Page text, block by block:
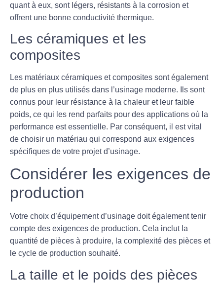
quant à eux, sont légers, résistants à la corrosion et
offrent une bonne conductivité thermique.
Les céramiques et les
composites
Les matériaux céramiques et composites sont également
de plus en plus utilisés dans l’usinage moderne. Ils sont
connus pour leur résistance à la chaleur et leur faible
poids, ce qui les rend parfaits pour des applications où la
performance est essentielle. Par conséquent, il est vital
de choisir un matériau qui correspond aux exigences
spécifiques de votre projet d’usinage.
Considérer les exigences de
production
Votre choix d’équipement d’usinage doit également tenir
compte des exigences de production. Cela inclut la
quantité de pièces à produire, la complexité des pièces et
le cycle de production souhaité.
La taille et le poids des pièces